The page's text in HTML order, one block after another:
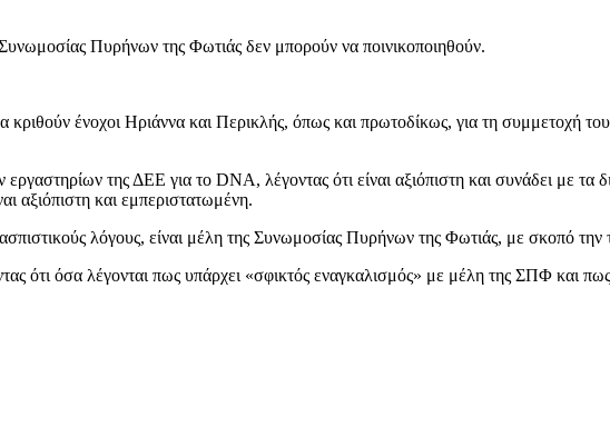
Πυρήνων της Φωτιάς δεν μπορούν να ποινικοποιηθούν.
ένοχοι Ηριάννα και Περικλής, όπως και πρωτοδίκως, για τη συμμετοχή
της ΔΕΕ για το DNA, λέγοντας ότι είναι αξιόπιστη και συνάδει με τα
αξιόπιστη και εμπεριστατωμένη.
λόγους, είναι μέλη της Συνωμοσίας Πυρήνων της Φωτιάς, με σκοπό
όσα λέγονται πως υπάρχει «σφικτός εναγκαλισμός» με μέλη της ΣΠΦ και πως